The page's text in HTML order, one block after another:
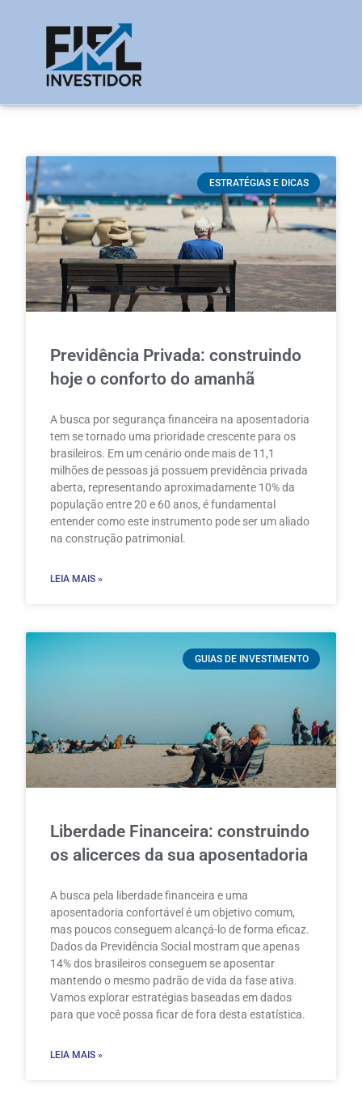
ESTRATÉGIAS E DICAS
Previdência Privada: construindo
hoje o conforto do amanhã
A busca por segurança financeira na aposentadoria
tem se tornado uma prioridade crescente para os
brasileiros. Em um cenário onde mais de 11,1
milhões de pessoas já possuem previdência privada
aberta, representando aproximadamente 10% da
população entre 20 e 60 anos, é fundamental
entender como este instrumento pode ser um aliado
na construção patrimonial.
LEIA MAIS »
GUIAS DE INVESTIMENTO
Liberdade Financeira: construindo
os alicerces da sua aposentadoria
A busca pela liberdade financeira e uma
aposentadoria confortável é um objetivo comum,
mas poucos conseguem alcançá-lo de forma eficaz.
Dados da Previdência Social mostram que apenas
14% dos brasileiros conseguem se aposentar
mantendo o mesmo padrão de vida da fase ativa.
Vamos explorar estratégias baseadas em dados
para que você possa ficar de fora desta estatística.
LEIA MAIS »